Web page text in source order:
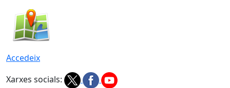
Accedeix
Xarxes socials: